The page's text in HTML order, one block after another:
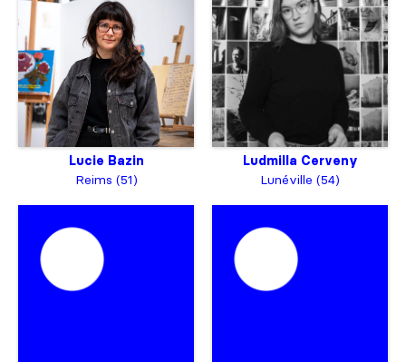
Lucie Bazin
Reims (51)
Ludmilla Cerveny
Lunéville (54)